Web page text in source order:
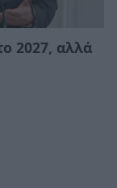
2027, αλλά